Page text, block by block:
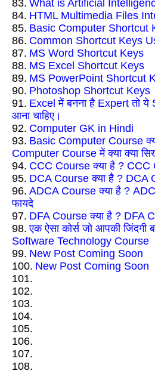
83. What is Artificial
84. HTML Multimedia Files
85. Basic Computer Shortcut
86. Common Shortcut Keys
87. MS Word Shortcut Keys
88. MS Excel Shortcut Keys
89. MS PowerPoint Shortcut
90. Photoshop Shortcut Keys
91. Excel में बनना है Expert तो
आना चाहिए।
92. Computer GK in Hindi
93. Basic Computer Course
Computer Course में क्या क्या
94. CCC Course क्या है ?
95. DCA Course क्या है ? DCA
96. ADCA Course क्या है ?
फायदे
97. DFA Course क्या है ? DFA
98. एक ऐसा कोर्स जो आपकी
Software Technology Course
99. New Post Coming Soon
100. New Post Coming Soon
101.
102.
103.
104.
105.
106.
107.
108.